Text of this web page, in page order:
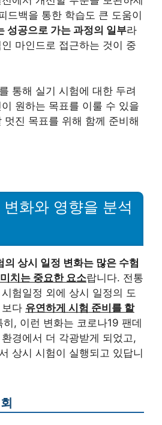
드백을 통한 학습도 큰 도움이
성공으로 가는 과정의 일부라
마인드로 접근하는 것이 중
통해 실기 시험에 대한 두려
원하는 목표를 이룰 수 있을
멋진 목표를 위해 함께 준비해
화와 영향을 분석
상시 일정 변화는 많은 수험
치는 중요한 요소랍니다. 전통
험일정 외에 상시 일정의 도
다 유연하게 시험 준비를 할
히, 이런 변화는 코로나19 팬데
경에서 더 각광받게 되었고,
상시 시험이 실행되고 있답니